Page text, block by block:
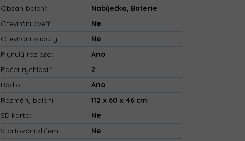
Obsah balení:
Nabíječka, Baterie
Otevírání dveří:
Ne
Otevírání kapoty:
Ne
Plynulý rozjezd:
Ano
Počet rychlostí:
2
Rádio:
Ano
Rozměry balení:
112 x 60 x 46 cm
SD karta:
Ne
Startování klíčem:
Ne